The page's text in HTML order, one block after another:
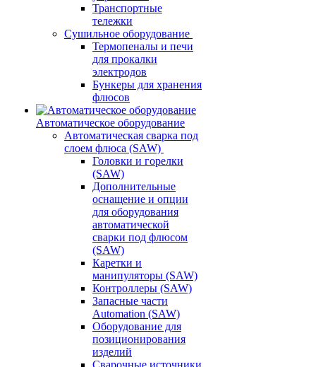
Транспортные
тележки
Сушильное оборудование
Термопеналы и печи
для прокалки
электродов
Бункеры для хранения
флюсов
Автоматическое оборудование
Автоматическая сварка под
слоем флюса (SAW)
Головки и горелки
(SAW)
Дополнительные
оснащение и опции
для оборудования
автоматической
сварки под флюсом
(SAW)
Каретки и
манипуляторы (SAW)
Контроллеры (SAW)
Запасные части
Automation (SAW)
Оборудование для
позиционирования
изделий
Сварочные источники